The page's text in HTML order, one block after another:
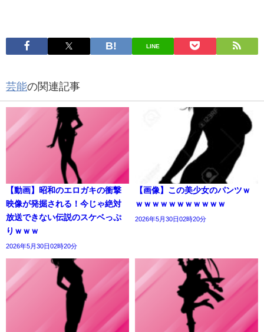
LINE
芸能の関連記事
【動画】昭和のエロガキの衝撃
映像が発掘される！今じゃ絶対
放送できない伝説のスケベっぷ
りｗｗｗ
2026年5月30日02時20分
【画像】この美少女のパンツｗ
ｗｗｗｗｗｗｗｗｗｗｗ
2026年5月30日02時20分